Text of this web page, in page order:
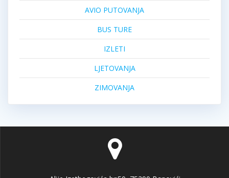
AVIO PUTOVANJA
BUS TURE
IZLETI
LJETOVANJA
ZIMOVANJA